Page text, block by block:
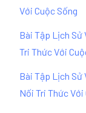
Với Cuộc Sống
Bài Tập Lịch Sử
Tri Thức Với
Bài Tập Lịch Sử
Nối Tri Thức Với